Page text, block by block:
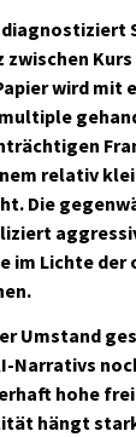
Kurs
wird mit
relativ
Die
im Lichte der
Umstand
Narrativs
hohe
hängt